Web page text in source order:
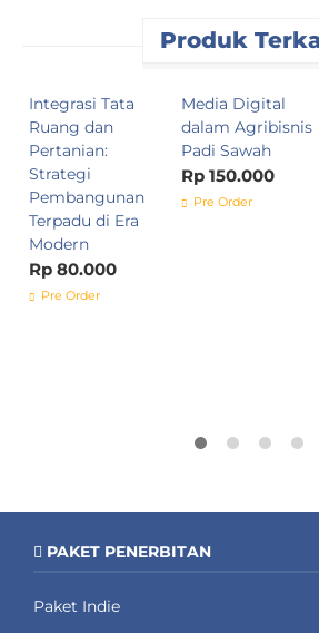
Produk
Integrasi Tata
Ruang dan
Pertanian:
Strategi
Pembangunan
Terpadu di Era
Modern
Rp 80.000
Pre Order
Media Digital
dalam Agribisnis
Padi Sawah
Rp 150.000
Pre Order
PAKET PENERBITAN
Paket Indie